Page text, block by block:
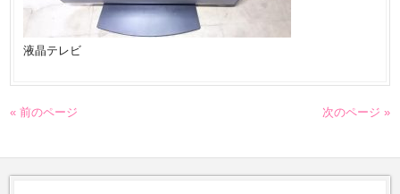
液晶テレビ
« 前のページ 次のページ »